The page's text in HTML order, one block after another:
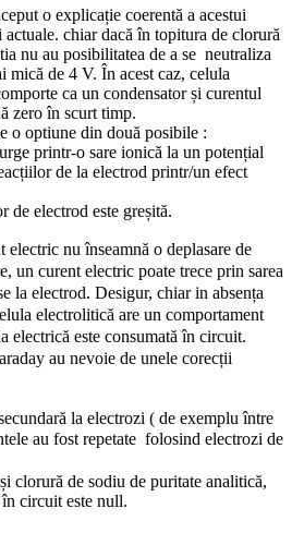
o explicație coerentă a acestui
chiar dacă în topitura de clorură
nu au posibilitatea de a se neutraliza
mică de 4 V. În acest caz, celula
ca un condensator și curentul
zero în scurt timp.
o optiune din două posibile :
printr-o sare ionică la un potențial
de la electrod printr/un efect
de electrod este greșită.
electric nu înseamnă o deplasare de
un curent electric poate trece prin sarea
la electrod. Desigur, chiar in absența
electrolitică are un comportament
electrică este consumată în circuit.
au nevoie de unele corecții
la electrozi ( de exemplu între
au fost repetate folosind electrozi de
clorură de sodiu de puritate analitică,
circuit este null.